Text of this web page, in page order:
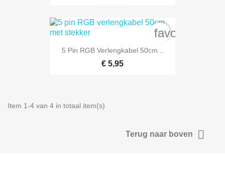
5 Pin RGB Verlengkabel 50cm...
€ 5,95
Item 1-4 van 4 in totaal item(s)
Terug naar boven 